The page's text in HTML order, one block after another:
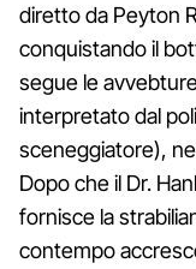
diretto da Peyton
conquistando il
segue le
interpretato dal
sceneggiatore),
Dopo che il Dr.
fornisce la
contempo